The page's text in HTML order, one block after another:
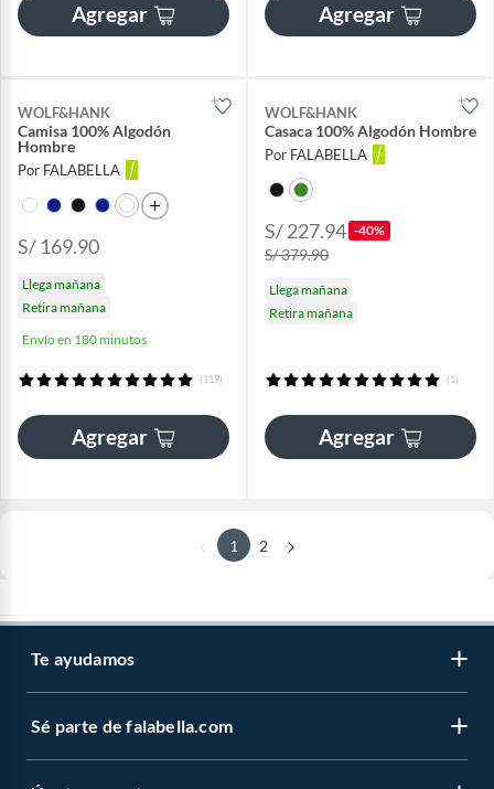
Agregar Agregar
WOLF&HANK
Camisa 100% Algodón
Hombre
Por FALABELLA
S/ 169.90
Llega mañana
Retira mañana
Envío en 180 minutos
(119)
Agregar
WOLF&HANK
Casaca 100% Algodón Hombre
Por FALABELLA
S/ 227.94 -40%
S/ 379.90
Llega mañana
Retira mañana
(1)
Agregar
1 2
Te ayudamos
Sé parte de falabella.com